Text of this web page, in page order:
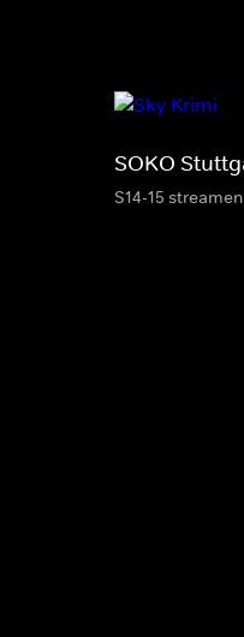
SOKO
S14-15 streamen